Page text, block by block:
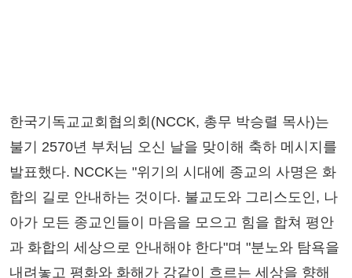
한국기독교교회협의회(NCCK, 총무 박승렬 목사)는
불기 2570년 부처님 오신 날을 맞이해 축하 메시지를
발표했다. NCCK는 "위기의 시대에 종교의 사명은 화
합의 길로 안내하는 것이다. 불교도와 그리스도인, 나
아가 모든 종교인들이 마음을 모으고 힘을 합쳐 평안
과 화합의 세상으로 안내해야 한다"며 "분노와 탐욕을
내려놓고 평화와 화해가 강같이 흐르는 세상을 향해